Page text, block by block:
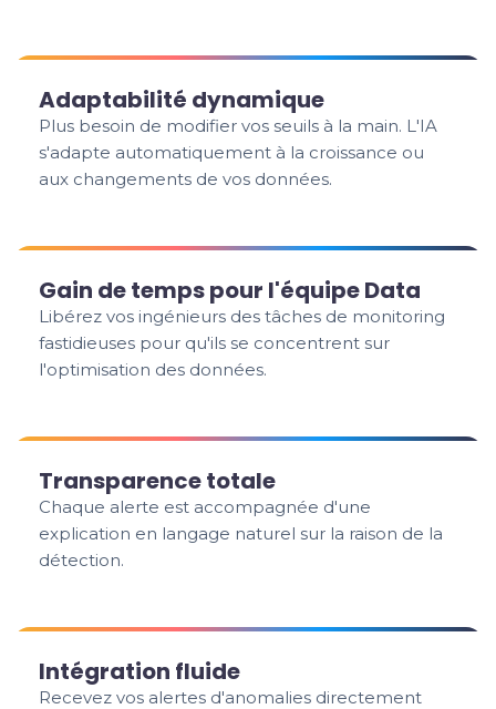
Adaptabilité dynamique
Plus besoin de modifier vos seuils à la main. L'IA
s'adapte automatiquement à la croissance ou
aux changements de vos données.
Gain de temps pour l'équipe Data
Libérez vos ingénieurs des tâches de monitoring
fastidieuses pour qu'ils se concentrent sur
l'optimisation des données.
Transparence totale
Chaque alerte est accompagnée d'une
explication en langage naturel sur la raison de la
détection.
Intégration fluide
Recevez vos alertes d'anomalies directement